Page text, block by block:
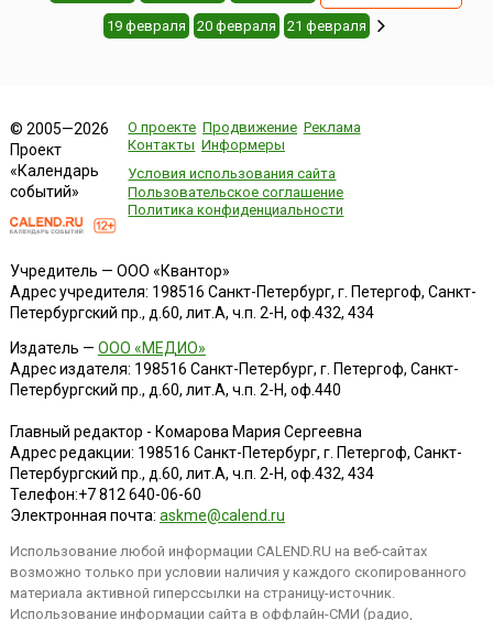
19 февраля 20 февраля 21 февраля
© 2005—2026
Проект
«Календарь
событий»
О проекте Продвижение Реклама
Контакты Информеры
Условия использования сайта
Пользовательское соглашение
Политика конфиденциальности
Учредитель — ООО «Квантор»
Адрес учредителя: 198516 Санкт-Петербург, г. Петергоф, Санкт-
Петербургский пр., д.60, лит.А, ч.п. 2-Н, оф.432, 434
Издатель — ООО «МЕДИО»
Адрес издателя: 198516 Санкт-Петербург, г. Петергоф, Санкт-
Петербургский пр., д.60, лит.А, ч.п. 2-Н, оф.440
Главный редактор - Комарова Мария Сергеевна
Адрес редакции: 198516 Санкт-Петербург, г. Петергоф, Санкт-
Петербургский пр., д.60, лит.А, ч.п. 2-Н, оф.432, 434
Телефон:+7 812 640-06-60
Электронная почта: askme@calend.ru
Использование любой информации CALEND.RU на веб-сайтах
возможно только при условии наличия у каждого скопированного
материала активной гиперссылки на страницу-источник.
Использование информации сайта в оффлайн-СМИ (радио,